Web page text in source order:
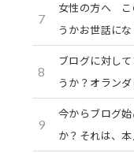
7
女性の方へ こ
うかお世話に
8
ブログに対し
うか？オラン
9
今からブログ
か？それは、